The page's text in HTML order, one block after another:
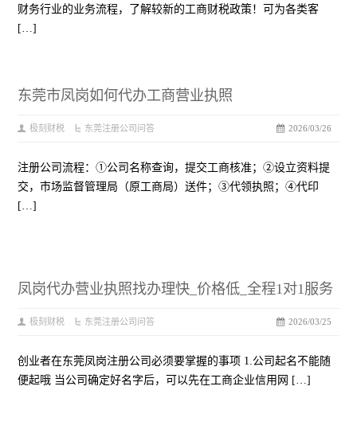
财务行业的业务流程，了解较新的工商财税政策！可为各类客
[…]
东莞市凤岗如何代办工商营业执照
2026/03/26
极刻财税 东莞注册公司问答
注册公司流程：①公司名称查询，提交工商核准；②设立资料提
交，市场监督管理局（原工商局）送件；③代领执照；④代印
[…]
凤岗代办营业执照找办理快_价格低_全程1对1服务
2026/03/25
极刻财税 东莞注册公司问答
创业者在东莞凤岗注册公司必须要掌握的事项 1.公司起名不能随
便起哦 当公司确定好名字后，可以先在工商企业信用网 […]